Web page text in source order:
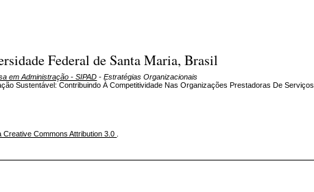
Federal de Santa Maria, Brasil
em Administração - SIPAD - Estratégias Organizacionais
Sustentável: Contribuindo À Competitividade Nas Organizações Prestadoras De Serviços
Creative Commons Attribution 3.0